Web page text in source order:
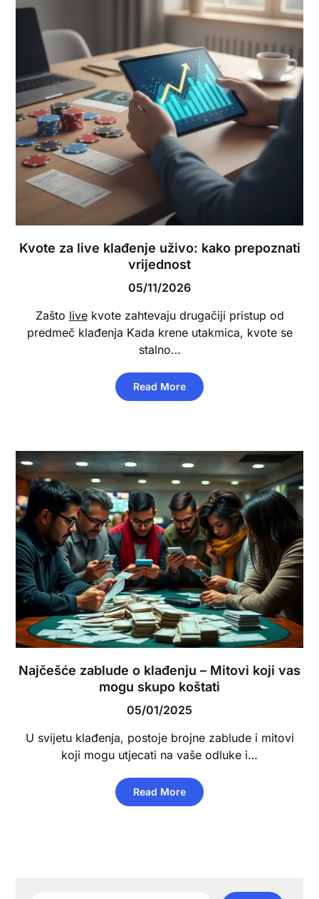
Kvote za live klađenje uživo: kako prepoznati
vrijednost
05/11/2026
Zašto livekvote zahtevaju drugačiji pristup od
predmeč klađenja Kada krene utakmica, kvote se
stalno…
Read More
Najčešće zablude o klađenju – Mitovi koji vas
mogu skupo koštati
05/01/2025
U svijetu klađenja, postoje brojne zablude i mitovi
koji mogu utjecati na vaše odluke i…
Read More